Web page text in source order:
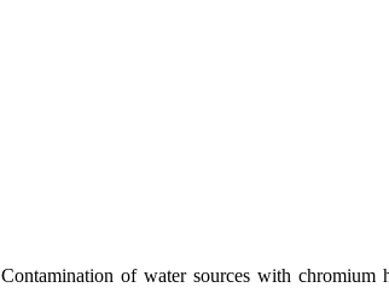
Contamination of water sources with chromium